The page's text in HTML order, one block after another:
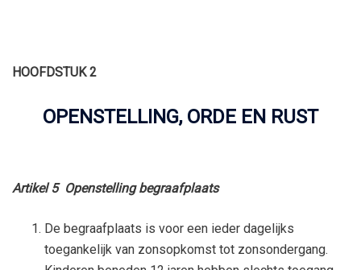
HOOFDSTUK 2
OPENSTELLING, ORDE EN RUST
Artikel 5 Openstelling begraafplaats
De begraafplaats is voor een ieder dagelijks
toegankelijk van zonsopkomst tot zonsondergang.